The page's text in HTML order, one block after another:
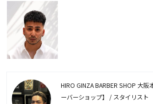
HIRO GINZA BARBER SHOP 大
ーバーショップ】 / スタイリスト